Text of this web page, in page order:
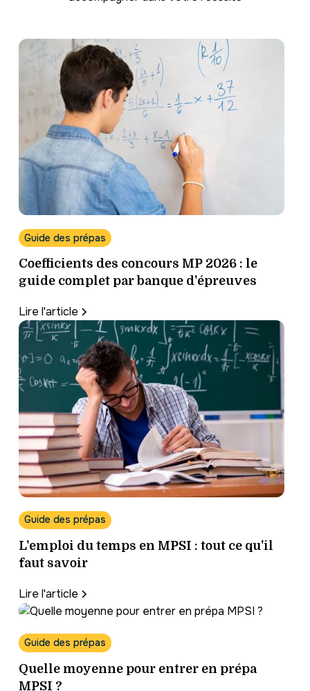
Guide des prépas
Coefficients des concours MP 2026 : le
guide complet par banque d'épreuves
Lire l'article
Guide des prépas
L'emploi du temps en MPSI : tout ce qu'il
faut savoir
Lire l'article
Guide des prépas
Quelle moyenne pour entrer en prépa
MPSI ?